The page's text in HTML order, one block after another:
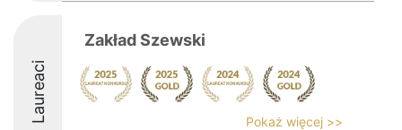
Laureaci
Zakład Szewski
Pokaż więcej >>